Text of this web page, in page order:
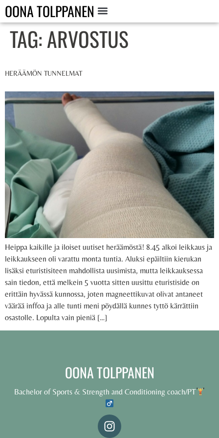
OONA TOLPPANEN
TAG:ARVOSTUS
HERÄÄMÖN TUNNELMAT
Heippa kaikille ja iloiset uutiset heräämöstä! 8.45 alkoi leikkaus ja
leikkaukseen oli varattu monta tuntia. Aluksi epäiltiin kierukan
lisäksi eturistisiteen mahdollista uusimista, mutta leikkauksessa
sain tiedon, että melkein 5 vuotta sitten uusittu eturistiside on
erittäin hyvässä kunnossa, joten magneettikuvat olivat antaneet
väärää inffoa ja alle tunti meni pöydällä kunnes tyttö kärrättiin
osastolle. Lopulta vain pieniä […]
OONA TOLPPANEN
Bachelor of Sports & Strength and Conditioning coach/PT